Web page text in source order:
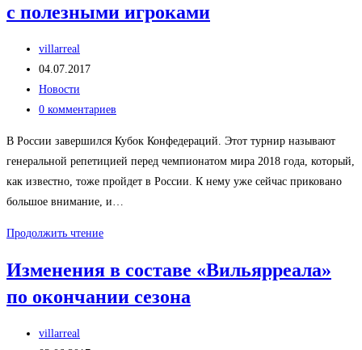
Черышев
с полезными игроками
Автор
записи:
villarreal
Запись
опубликована:
04.07.2017
Рубрика
записи:
Новости
Комментарии
0 комментариев
В России завершился Кубок Конфедераций. Этот турнир называют
генеральной репетицией перед чемпионатом мира 2018 года, который,
как известно, тоже пройдет в России. К нему уже сейчас приковано
большое внимание, и…
Продолжить чтение«Вильярреал»
спешит
расставаться
Изменения в составе «Вильярреала»
по окончании сезона
Автор
villarreal